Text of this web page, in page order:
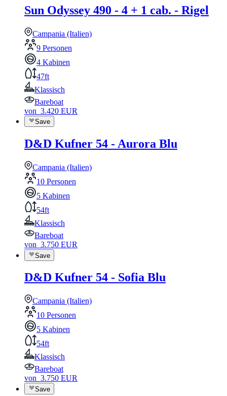
Sun Odyssey 490 - 4 + 1 cab. - Rigel
Campania (Italien)
9 Personen
4 Kabinen
47ft
Klassisch
Bareboat
von 3.420 EUR
Save
D&D Kufner 54 - Aurora Blu
Campania (Italien)
10 Personen
5 Kabinen
54ft
Klassisch
Bareboat
von 3.750 EUR
Save
D&D Kufner 54 - Sofia Blu
Campania (Italien)
10 Personen
5 Kabinen
54ft
Klassisch
Bareboat
von 3.750 EUR
Save